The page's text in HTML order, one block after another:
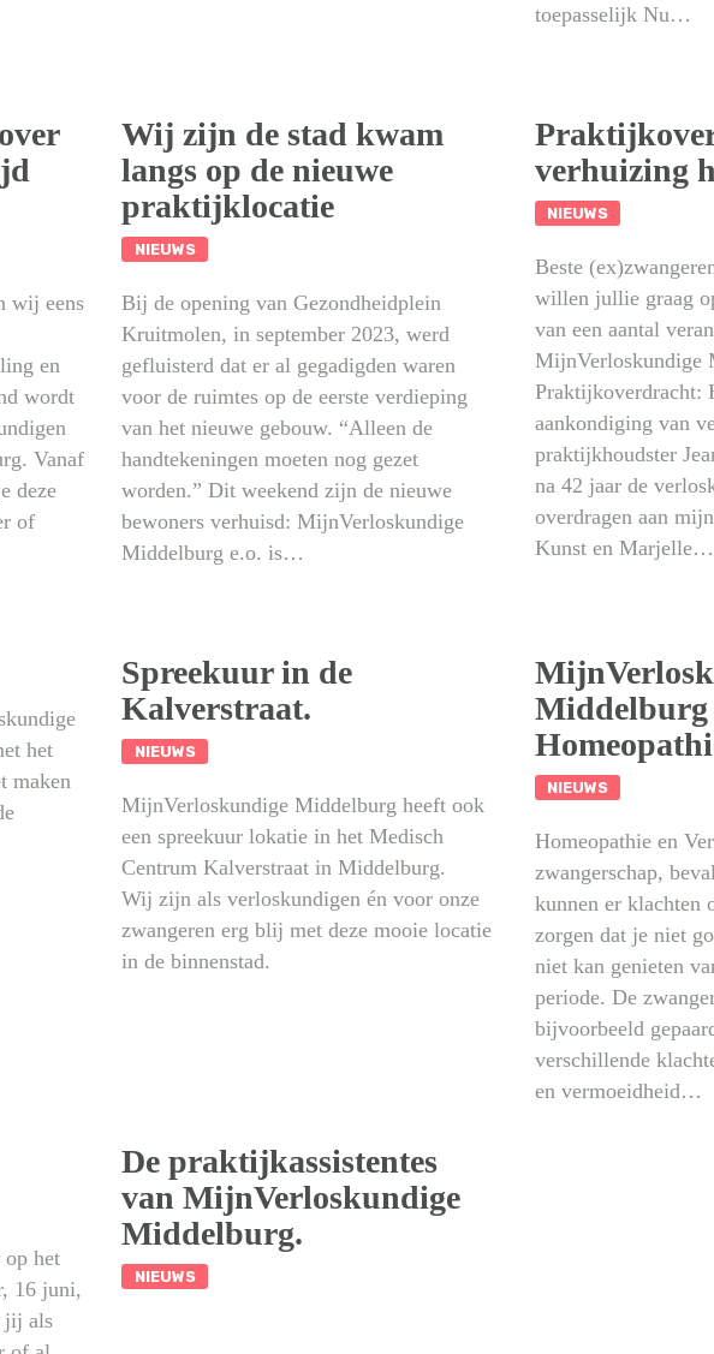
toepasselijk Nu…
wij eens
en
wordt
Vanaf
deze
of
Wij zijn de stad kwam
langs op de nieuwe
praktijklocatie
NIEUWS
Bij de opening van Gezondheidplein
Kruitmolen, in september 2023, werd
gefluisterd dat er al gegadigden waren
voor de ruimtes op de eerste verdieping
van het nieuwe gebouw. “Alleen de
handtekeningen moeten nog gezet
worden.” Dit weekend zijn de nieuwe
bewoners verhuisd: MijnVerloskundige
Middelburg e.o. is…
verhuizing
NIEUWS
Beste
willen jullie graag
van een aantal
MijnVerloskundige
Praktijkoverdracht:
aankondiging van
praktijkhoudster
na 42 jaar de
overdragen aan
Kunst en Marjelle…
het
maken
Spreekuur in de
Kalverstraat.
NIEUWS
MijnVerloskundige Middelburg heeft ook
een spreekuur lokatie in het Medisch
Centrum Kalverstraat in Middelburg.
Wij zijn als verloskundigen én voor onze
zwangeren erg blij met deze mooie locatie
in de binnenstad.
Middelburg
NIEUWS
Homeopathie en
zwangerschap,
kunnen er klachten
zorgen dat je niet
niet kan genieten
periode. De
bijvoorbeeld
verschillende
en vermoeidheid…
het
16 juni,
jij als
De praktijkassistentes
van MijnVerloskundige
Middelburg.
NIEUWS